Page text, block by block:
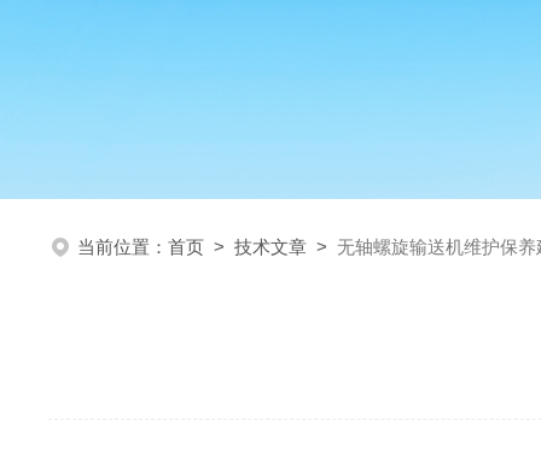
当前位置： 首页 > 技术文章 > 无轴螺旋输送机维护保养